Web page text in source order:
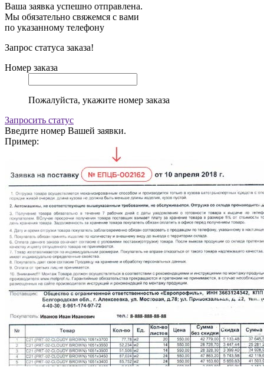
Ваша заявка успешно отправлена.
Мы обязательно свяжемся с вами
по указанному телефону
Запрос статуса заказа!
Номер заказа
Пожалуйста, укажите номер заказа
Запросить статус
Введите номер Вашей заявки.
Пример: